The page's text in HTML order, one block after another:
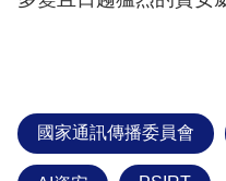
國家通訊傳播委員會